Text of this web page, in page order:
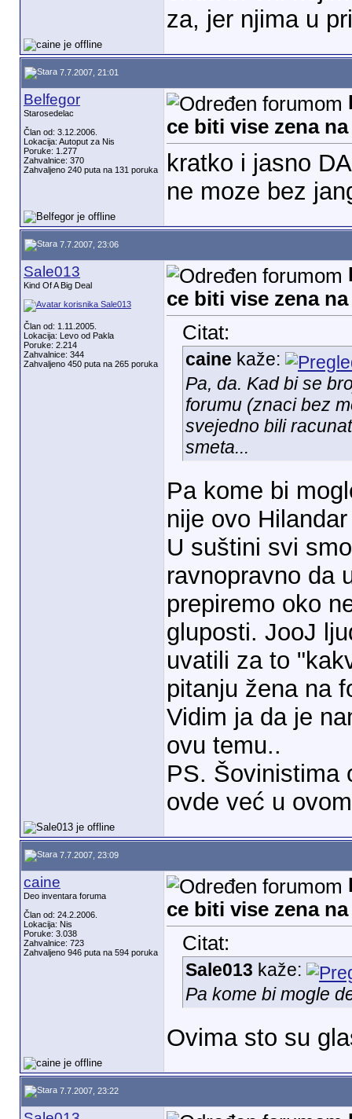
za, jer njima u
7.7.2007, 21:01
Belfegor
Starosedelac
Član od: 3.12.2006.
Lokacija: Autoput za Nis
Poruke: 1.277
Zahvalnice: 370
Zahvaljeno 240 puta na 131 poruka
ce biti vise zena
kratko i jasno
ne moze bez
7.7.2007, 23:06
Sale013
Kind Of A Big Deal
Član od: 1.11.2005.
Lokacija: Levo od Pakla
Poruke: 2.214
Zahvalnice: 344
Zahvaljeno 450 puta na 265 poruka
ce biti vise zena
Citat:
caine kaže:
Pa, da. Kad bi se
forumu (znaci bez
svejedno bili
smeta...
Pa kome bi
nije ovo
U suštini svi
ravnopravno da
prepiremo oko
gluposti. JooJ
uvatili za to
pitanju žena na
Vidim ja da je
ovu temu..
PS. Šovinistima
ovde već u
7.7.2007, 23:09
caine
Deo inventara foruma
Član od: 24.2.2006.
Lokacija: Nis
Poruke: 3.038
Zahvalnice: 723
Zahvaljeno 946 puta na 594 poruka
ce biti vise zena
Citat:
Sale013 kaže:
Pa kome bi mogle
Ovima sto su
7.7.2007, 23:22